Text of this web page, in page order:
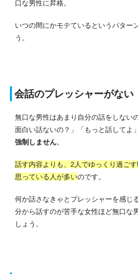
口な男性に昇格。
いつの間にかモテているというパター
う。
会話のプレッシャーがない
無口な男性はあまり自分の話をしない
面白い話ないの？」「もっと話してよ
強制しません。
話す内容よりも、2人でゆっくり過ご
思っている人が多いのです。
何か話さなきゃとプレッシャーを感じ
分から話すのが苦手な女性ほど無口な
しょう。